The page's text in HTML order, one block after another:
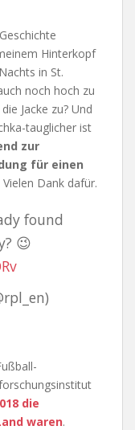
Hinterkopf
in St.
noch hoch zu
Jacke zu? Und
tauglicher ist
zur
für einen
Vielen Dank dafür.
found
😉
die
waren.